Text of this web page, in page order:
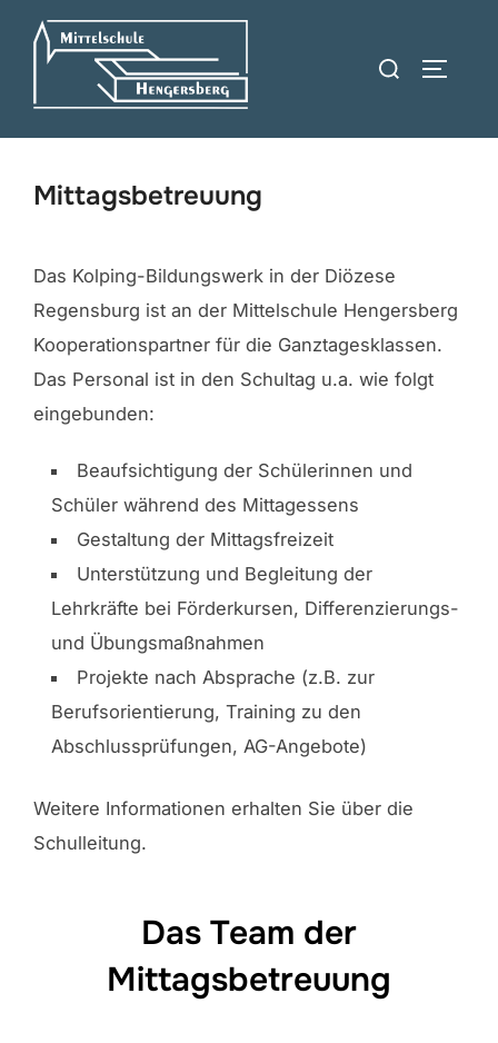
Inhalt
Suchen
Mittagsbetreuung
Das Kolping-Bildungswerk in der Diözese
Regensburg ist an der Mittelschule Hengersberg
Kooperationspartner für die Ganztagesklassen.
Das Personal ist in den Schultag u.a. wie folgt
eingebunden:
Beaufsichtigung der Schülerinnen und
Schüler während des Mittagessens
Gestaltung der Mittagsfreizeit
Unterstützung und Begleitung der
Lehrkräfte bei Förderkursen, Differenzierungs-
und Übungsmaßnahmen
Projekte nach Absprache (z.B. zur
Berufsorientierung, Training zu den
Abschlussprüfungen, AG-Angebote)
Weitere Informationen erhalten Sie über die
Schulleitung.
Das Team der
Mittagsbetreuung